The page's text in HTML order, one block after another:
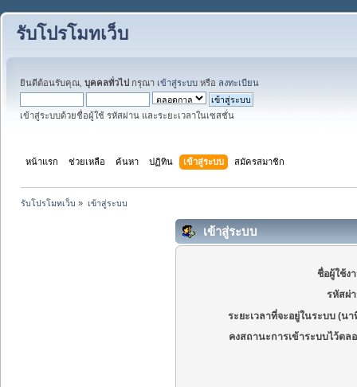
รับโปรโมทเว็บ
ยินดีต้อนรับคุณ, บุคคลทั่วไป กรุณา เข้าสู่ระบบ หรือ ลงทะเบียน
เข้าสู่ระบบด้วยชื่อผู้ใช้ รหัสผ่าน และระยะเวลาในเซสชั่น
หน้าแรก ช่วยเหลือ ค้นหา ปฏิทิน เข้าสู่ระบบ สมัครสมาชิก
รับโปรโมทเว็บ » เข้าสู่ระบบ
เข้าสู่ระบบ
ชื่อผู้ใช้ง
รหัสผ่
ระยะเวลาที่จะอยู่ในระบบ (นา
คงสถานะการเข้าระบบไว้ตล